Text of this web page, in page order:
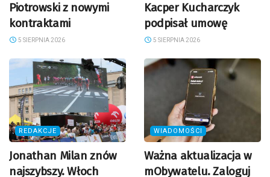
Piotrowski z nowymi
kontraktami
5 SIERPNIA 2026
Kacper Kucharczyk
podpisał umowę
5 SIERPNIA 2026
REDAKCJE
Jonathan Milan znów
najszybszy. Włoch
WIADOMOŚCI
Ważna aktualizacja w
mObywatelu. Zaloguj